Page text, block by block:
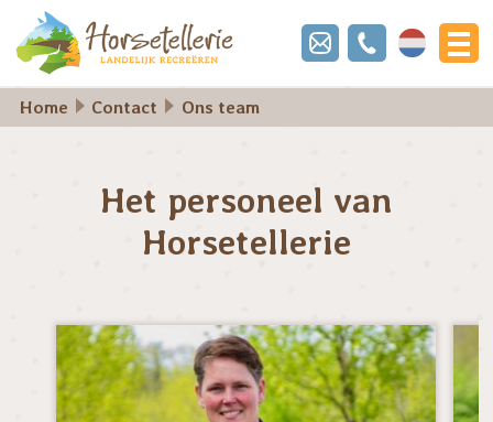
Home Contact Ons team
Het personeel van
Horsetellerie